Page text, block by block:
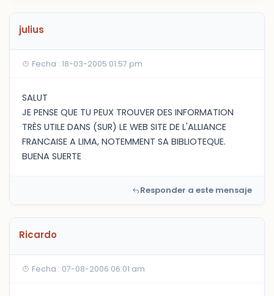
julius
Fecha : 18-03-2005 01:57 pm
SALUT
JE PENSE QUE TU PEUX TROUVER DES INFORMATION
TRÈS UTILE DANS (SUR) LE WEB SITE DE L'ALLIANCE
FRANCAISE A LIMA, NOTEMMENT SA BIBLIOTEQUE.
BUENA SUERTE
Responder a este mensaje
Ricardo
Fecha : 07-08-2006 06:01 am